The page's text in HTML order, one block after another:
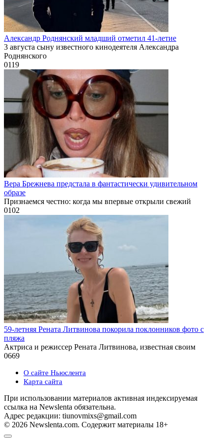
Александр Роднянский младший отметил 41-летие
3 августа сыну известного кинодеятеля Александра
Роднянского
0119
Вера Брежнева предстала в фантастически удивительном
образе
Признаемся честно: когда мы впервые открыли свежий
0102
59-летняя Рената Литвинова покорила поклонников фото с
пляжа
Актриса и режиссер Рената Литвинова, известная своим
0669
О сайте Ньюслента
Карта сайта
При использовании материалов активная индексируемая
ссылка на Newslenta обязательна.
Адрес редакции: tiunovmixs@gmail.com
© 2026 Newslenta.com. Содержит материалы 18+